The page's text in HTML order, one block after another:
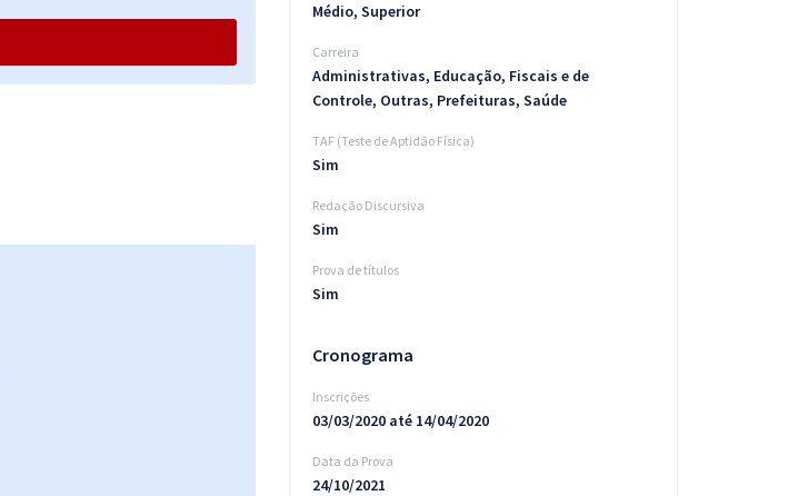
Médio, Superior
Carreira
Administrativas, Educação, Fiscais e de
Controle, Outras, Prefeituras, Saúde
TAF (Teste de Aptidão Física)
Sim
Redação Discursiva
Sim
Prova de títulos
Sim
Cronograma
Inscrições
03/03/2020 até 14/04/2020
Data da Prova
24/10/2021